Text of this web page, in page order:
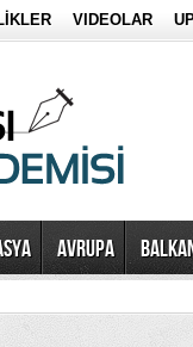
VIDEOLAR
AVRUPA